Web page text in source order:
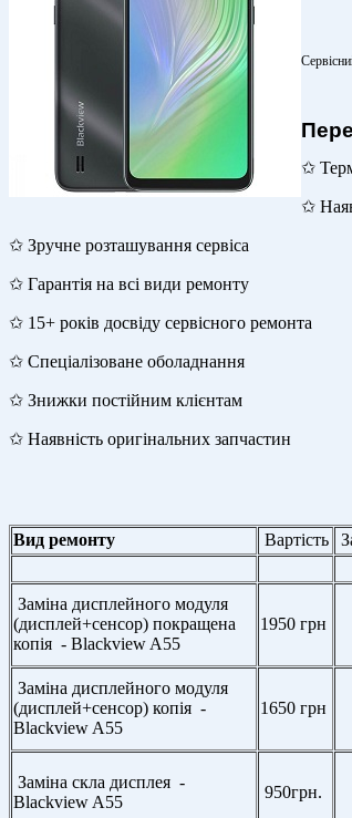
✩
✩
✩ Зручне розташування сервіса
✩ Гарантія на всі види ремонту
✩ 15+ років досвіду сервісного ремонта
✩ Спеціалізоване оболаднання
✩ Знижки постійним клієнтам
✩ Наявність оригінальних запчастин
Вид ремонту Вартість
Заміна дисплейного модуля
(дисплей+сенсор) покращена
копія - Blackview A55
1950 грн
Заміна дисплейного модуля
(дисплей+сенсор) копія -
Blackview A55
1650 грн
Заміна скла дисплея -
Blackview A55
950грн.